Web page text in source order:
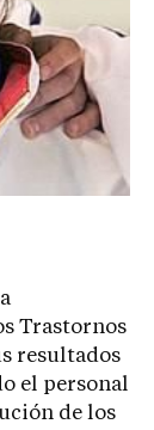
Trastornos
resultados
el personal
de los